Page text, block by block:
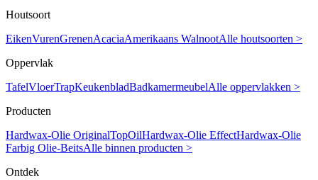
Houtsoort
EikenVurenGrenenAcaciaAmerikaans WalnootAlle houtsoorten >
Oppervlak
TafelVloerTrapKeukenbladBadkamermeubelAlle oppervlakken >
Producten
Hardwax-Olie OriginalTopOilHardwax-Olie EffectHardwax-Olie
Farbig Olie-BeitsAlle binnen producten >
Ontdek